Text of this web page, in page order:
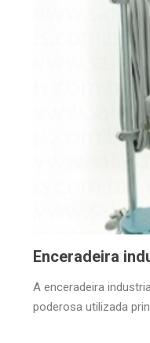
Enceradeira
A enceradeira
poderosa utilizada